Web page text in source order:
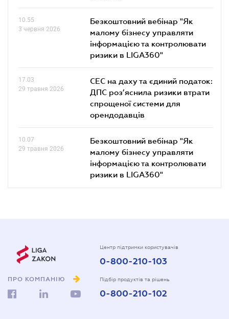
10.55
3 червня 2026
Безкоштовний вебінар "Як
малому бізнесу управляти
інформацією та контролювати
ризики в LIGA360"
17.03
29 травня 2026
СЕС на даху та єдиний податок:
ДПС роз’яснила ризики втрати
спрощеної системи для
орендодавців
10.07
29 травня 2026
Безкоштовний вебінар "Як
малому бізнесу управляти
інформацією та контролювати
ризики в LIGA360"
ПРО КОМПАНІЮ
Центр підтримки користувачів
0-800-210-103
Підбір продуктів та рішень
0-800-210-102